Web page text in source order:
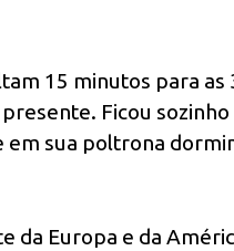
15 minutos para
Ficou
em sua poltrona
da Europa e da